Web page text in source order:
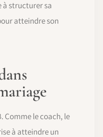
à structurer sa
atteindre son
Comme le coach, le
à atteindre un